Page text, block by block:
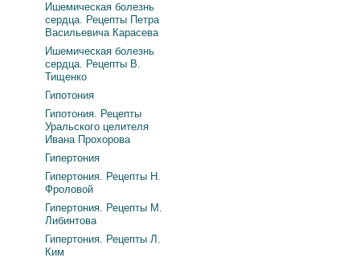
Ишемическая болезнь
сердца. Рецепты Петра
Васильевича Карасева
Ишемическая болезнь
сердца. Рецепты В.
Тищенко
Гипотония
Гипотония. Рецепты
Уральского целителя
Ивана Прохорова
Гипертония
Гипертония. Рецепты Н.
Фроловой
Гипертония. Рецепты М.
Либинтова
Гипертония. Рецепты Л.
Ким